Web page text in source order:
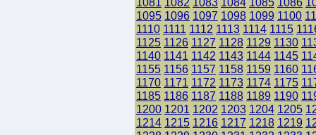
1095 1096 1097 1098 1099 1100
1110 1111 1112 1113 1114 1115
1125 1126 1127 1128 1129 1130
1140 1141 1142 1143 1144 1145
1155 1156 1157 1158 1159 1160
1170 1171 1172 1173 1174 1175
1185 1186 1187 1188 1189 1190
1200 1201 1202 1203 1204 1205
1214 1215 1216 1217 1218 1219